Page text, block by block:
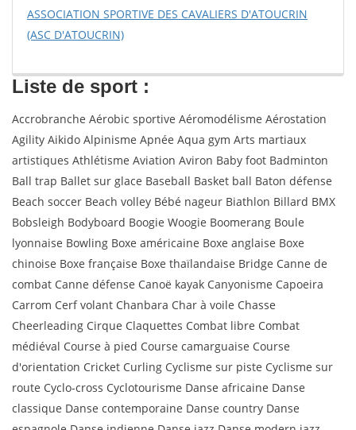
ASSOCIATION SPORTIVE DES CAVALIERS D'ATOUCRIN
(ASC D'ATOUCRIN)
Liste de sport :
Accrobranche Aérobic sportive Aéromodélisme Aérostation
Agility Aikido Alpinisme Apnée Aqua gym Arts martiaux
artistiques Athlétisme Aviation Aviron Baby foot Badminton
Ball trap Ballet sur glace Baseball Basket ball Baton défense
Beach soccer Beach volley Bébé nageur Biathlon Billard BMX
Bobsleigh Bodyboard Boogie Woogie Boomerang Boule
lyonnaise Bowling Boxe américaine Boxe anglaise Boxe
chinoise Boxe française Boxe thaïlandaise Bridge Canne de
combat Canne défense Canoë kayak Canyonisme Capoeira
Carrom Cerf volant Chanbara Char à voile Chasse
Cheerleading Cirque Claquettes Combat libre Combat
médiéval Course à pied Course camarguaise Course
d'orientation Cricket Curling Cyclisme sur piste Cyclisme sur
route Cyclo-cross Cyclotourisme Danse africaine Danse
classique Danse contemporaine Danse country Danse